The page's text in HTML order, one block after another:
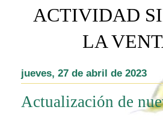
ACTIVIDAD
LA
jueves, 27 de abril de 2023
Actualización de